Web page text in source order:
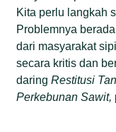
Kita perlu langkah
Problemnya
dari masyarakat
secara kritis dan
daringRestitusi
Perkebunan Sawit,